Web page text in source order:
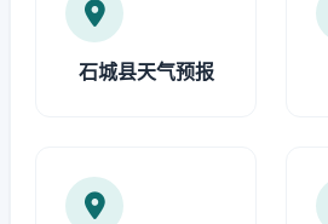
石城县天气预报